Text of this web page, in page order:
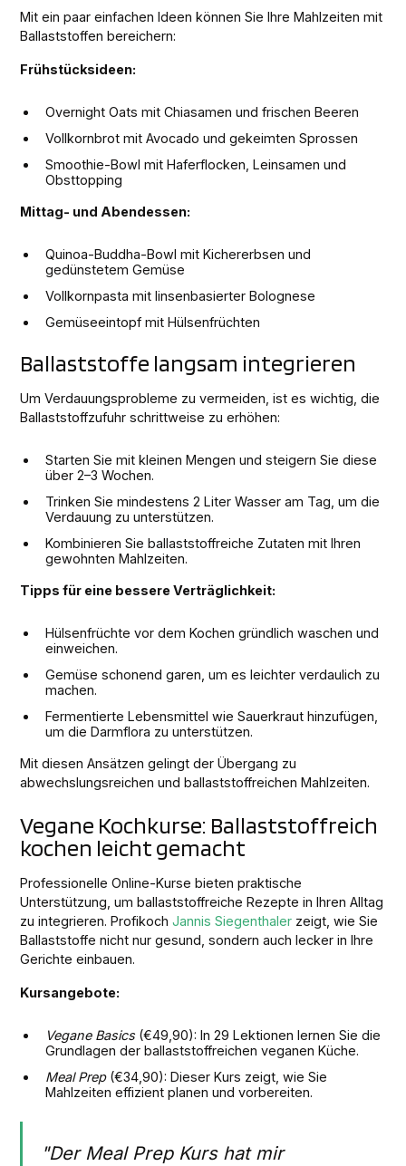
Mit ein paar einfachen Ideen können Sie Ihre Mahlzeiten mit
Ballaststoffen bereichern:
Frühstücksideen:
Overnight Oats mit Chiasamen und frischen Beeren
Vollkornbrot mit Avocado und gekeimten Sprossen
Smoothie-Bowl mit Haferflocken, Leinsamen und
Obsttopping
Mittag- und Abendessen:
Quinoa-Buddha-Bowl mit Kichererbsen und
gedünstetem Gemüse
Vollkornpasta mit linsenbasierter Bolognese
Gemüseeintopf mit Hülsenfrüchten
Ballaststoffe langsam integrieren
Um Verdauungsprobleme zu vermeiden, ist es wichtig, die
Ballaststoffzufuhr schrittweise zu erhöhen:
Starten Sie mit kleinen Mengen und steigern Sie diese
über 2–3 Wochen.
Trinken Sie mindestens 2 Liter Wasser am Tag, um die
Verdauung zu unterstützen.
Kombinieren Sie ballaststoffreiche Zutaten mit Ihren
gewohnten Mahlzeiten.
Tipps für eine bessere Verträglichkeit:
Hülsenfrüchte vor dem Kochen gründlich waschen und
einweichen.
Gemüse schonend garen, um es leichter verdaulich zu
machen.
Fermentierte Lebensmittel wie Sauerkraut hinzufügen,
um die Darmflora zu unterstützen.
Mit diesen Ansätzen gelingt der Übergang zu
abwechslungsreichen und ballaststoffreichen Mahlzeiten.
Vegane Kochkurse: Ballaststoffreich
kochen leicht gemacht
Professionelle Online-Kurse bieten praktische
Unterstützung, um ballaststoffreiche Rezepte in Ihren Alltag
zu integrieren. ProfikochJannis Siegenthaler zeigt, wie Sie
Ballaststoffe nicht nur gesund, sondern auch lecker in Ihre
Gerichte einbauen.
Kursangebote:
Vegane Basics(€49,90): In 29 Lektionen lernen Sie die
Grundlagen der ballaststoffreichen veganen Küche.
Meal Prep(€34,90): Dieser Kurs zeigt, wie Sie
Mahlzeiten effizient planen und vorbereiten.
"Der Meal Prep Kurs hat mir